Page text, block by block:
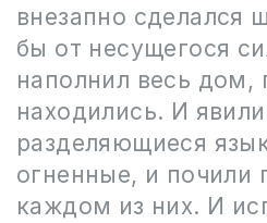
внезапно сделался
бы от несущегося
наполнил весь дом,
находились. И
разделяющиеся
огненные, и почили
каждом из них. И